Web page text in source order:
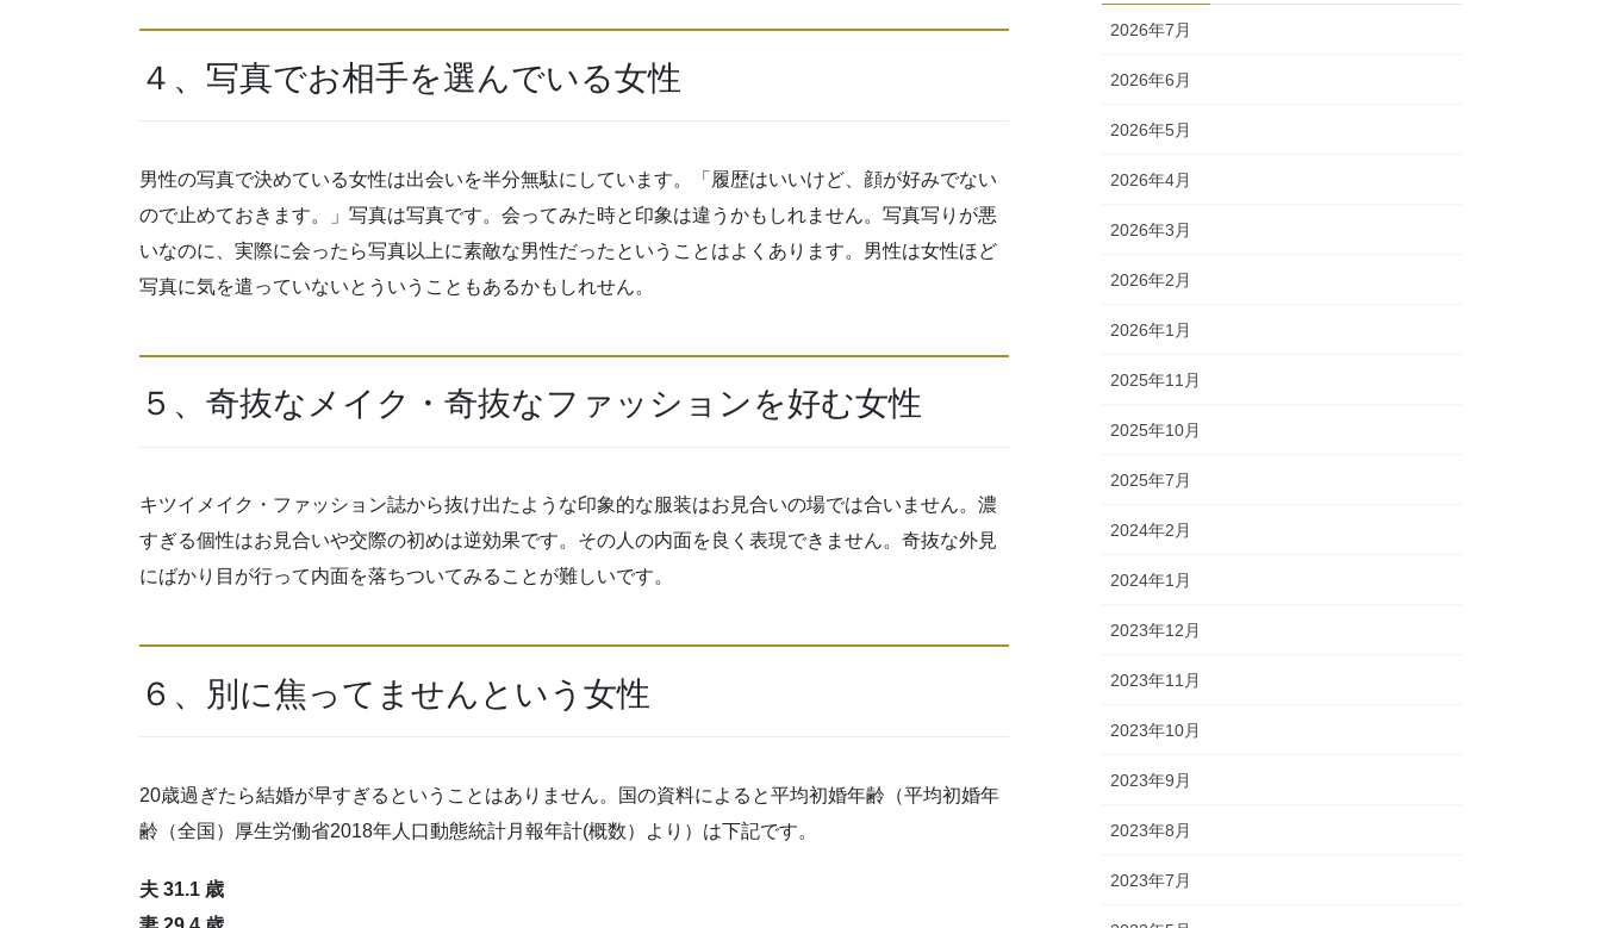
４、写真でお相手を選んでいる女性
男性の写真で決めている女性は出会いを半分無駄にしています。「履歴はいいけど、顔が好みでない
ので止めておきます。」写真は写真です。会ってみた時と印象は違うかもしれません。写真写りが悪
いなのに、実際に会ったら写真以上に素敵な男性だったということはよくあります。男性は女性ほど
写真に気を遣っていないとういうこともあるかもしれせん。
５、奇抜なメイク・奇抜なファッションを好む女性
キツイメイク・ファッション誌から抜け出たような印象的な服装はお見合いの場では合いません。濃
すぎる個性はお見合いや交際の初めは逆効果です。その人の内面を良く表現できません。奇抜な外見
にばかり目が行って内面を落ちついてみることが難しいです。
６、別に焦ってませんという女性
20歳過ぎたら結婚が早すぎるということはありません。国の資料によると平均初婚年齢（平均初婚年
齢（全国）厚生労働省2018年人口動態統計月報年計(概数）より）は下記です。
夫 31.1 歳
2026年7月
2026年6月
2026年5月
2026年4月
2026年3月
2026年2月
2026年1月
2025年11月
2025年10月
2025年7月
2024年2月
2024年1月
2023年12月
2023年11月
2023年10月
2023年9月
2023年8月
2023年7月